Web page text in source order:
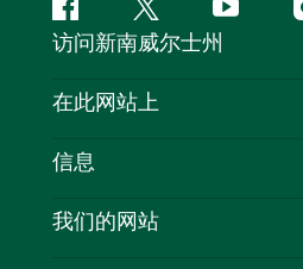
Facebook叽
叽
喳
YouTube
访问新南威尔士州
联系我们
隐私
Cookie 通知
在此网站上
目的地
新南威尔士州公路旅行
信息
旅行信息
我们的网站